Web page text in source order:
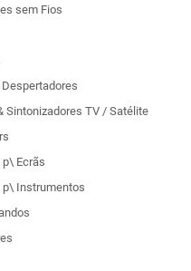
sem Fios
Despertadores
Sintonizadores TV / Satélite
Ecrãs
p\ Instrumentos